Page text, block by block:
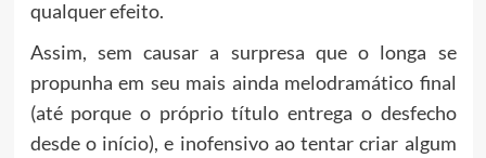
qualquer efeito.
Assim, sem causar a surpresa que o longa se
propunha em seu mais ainda melodramático final
(até porque o próprio título entrega o desfecho
desde o início), e inofensivo ao tentar criar algum